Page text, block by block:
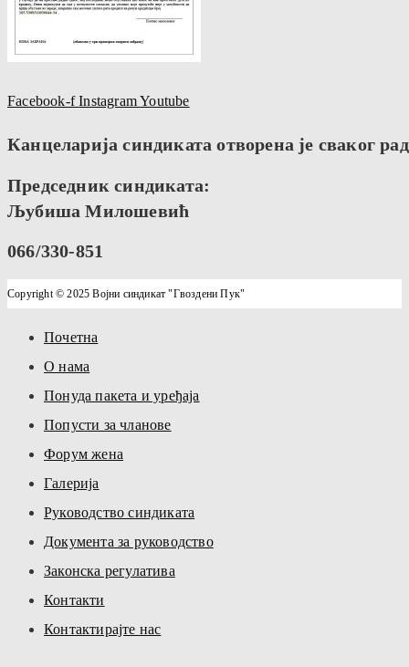
Facebook-f InstagramYoutube
Канцеларија синдиката отворена је сваког
Председник синдиката:
Љубиша Милошевић
066/330-851
Copyright © 2025 Војни синдикат "Гвоздени Пук"
Почетна
О нама
Понуда пакета и уређаја
Попусти за чланове
Форум жена
Галерија
Руководство синдиката
Документа за руководство
Законска регулатива
Контакти
Контактирајте нас